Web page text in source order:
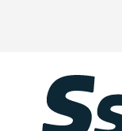
conteúdo